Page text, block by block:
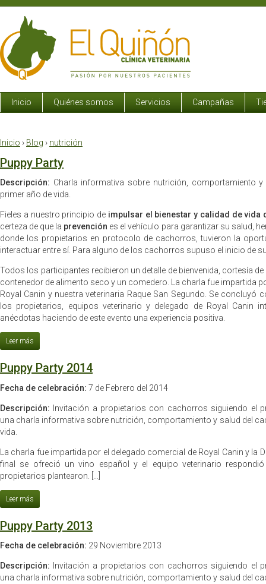
Inicio Quiénes somos Servicios Campañas
Inicio › Blog › nutrición
Puppy Party
Descripción: Charla informativa sobre nutrición, comportamiento
primer año de vida.
Fieles a nuestro principio de impulsar el bienestar y calidad de vida
certeza de que la prevención es el vehículo para garantizar su salud,
donde los propietarios en protocolo de cachorros, tuvieron la
interactuar entre sí. Para alguno de los cachorros supuso el inicio de
Todos los participantes recibieron un detalle de bienvenida, cortesía
contenedor de alimento seco y un comedero. La charla fue impartida
Royal Canin y nuestra veterinaria Raque San Segundo. Se concluyó
los propietarios, equipos veterinario y delegado de Royal Canin
anécdotas haciendo de este evento una experiencia positiva.
Puppy Party 2014
Fecha de celebración: 7 de Febrero del 2014
Descripción: Invitación a propietarios con cachorros siguiendo el
una charla informativa sobre nutrición, comportamiento y salud del
vida.
La charla fue impartida por el delegado comercial de Royal Canin y la
final se ofreció un vino español y el equipo veterinario
propietarios plantearon. […]
Puppy Party 2013
Fecha de celebración: 29 Noviembre 2013
Descripción: Invitación a propietarios con cachorros siguiendo el
una charla informativa sobre nutrición, comportamiento y salud del